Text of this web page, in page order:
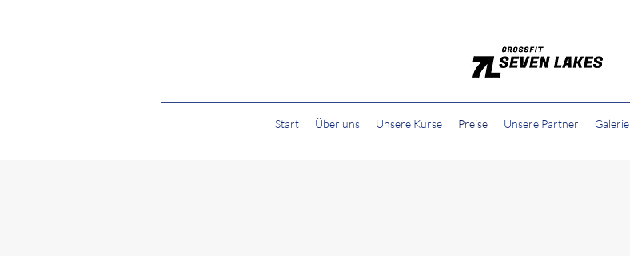
Start Über uns Unsere Kurse Preise Unsere Partner Galerie